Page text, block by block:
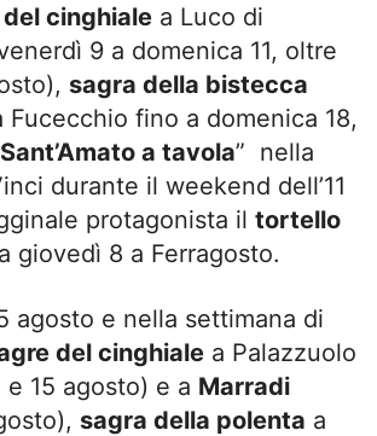
cinghiale a Luco di
9 a domenica 11, oltre
sagra della bistecca
Fucecchio fino a domenica 18,
Sant’Amato a tavola” nella
durante il weekend dell’11
protagonista il tortello
giovedì 8 a Ferragosto.
agosto e nella settimana di
del cinghiale a Palazzuolo
15 agosto) e a Marradi
sagra della polenta a